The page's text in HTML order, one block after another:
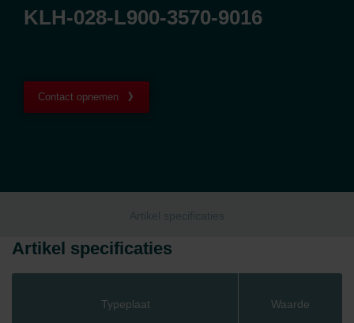
KLH-028-L900-3570-9016
Contact opnemen
Artikel specificaties
Artikel specificaties
Typeplaat Waarde